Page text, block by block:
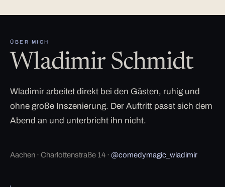
ÜBER MICH
Wladimir Schmidt
Wladimir arbeitet direkt bei den Gästen, ruhig und
ohne große Inszenierung. Der Auftritt passt sich dem
Abend an und unterbricht ihn nicht.
Aachen · Charlottenstraße 14 · @comedymagic_wladimir